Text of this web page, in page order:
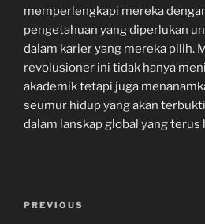
memperlengkapi mereka
pengetahuan yang diperlukan
dalam karier yang mereka pilih.
revolusioner ini tidak hanya
akademik tetapi juga
seumur hidup yang akan
dalam lanskap global yang terus
Navigasi
Previous
PREVIOUS